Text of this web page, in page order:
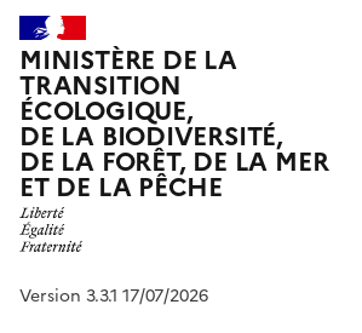
MINISTÈRE DE LA
TRANSITION
ÉCOLOGIQUE,
DE LA BIODIVERSITÉ,
DE LA FORÊT, DE LA MER
ET DE LA PÊCHE
Version 3.3.1 17/07/2026